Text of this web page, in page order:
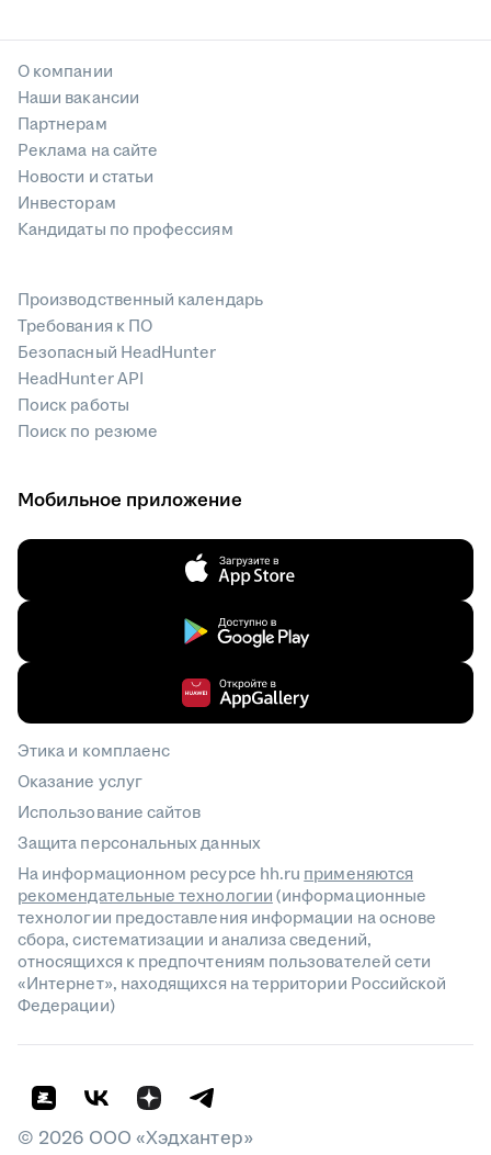
О компании
Наши вакансии
Партнерам
Реклама на сайте
Новости и статьи
Инвесторам
Кандидаты по профессиям
Производственный календарь
Требования к ПО
Безопасный HeadHunter
HeadHunter API
Поиск работы
Поиск по резюме
Мобильное приложение
Этика и комплаенс
Оказание услуг
Использование сайтов
Защита персональных данных
На информационном ресурсе hh.ru применяются
рекомендательные технологии(информационные
технологии предоставления информации на основе
сбора, систематизации и анализа сведений,
относящихся к предпочтениям пользователей сети
«Интернет», находящихся на территории Российской
Федерации)
© 2026 ООО «Хэдхантер»